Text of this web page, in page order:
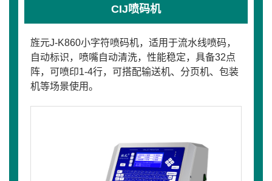
CIJ喷码机
旌元J-K860小字符喷码机，适用于流水线喷码，
自动标识，喷嘴自动清洗，性能稳定，具备32点
阵，可喷印1-4行，可搭配输送机、分页机、包装
机等场景使用。